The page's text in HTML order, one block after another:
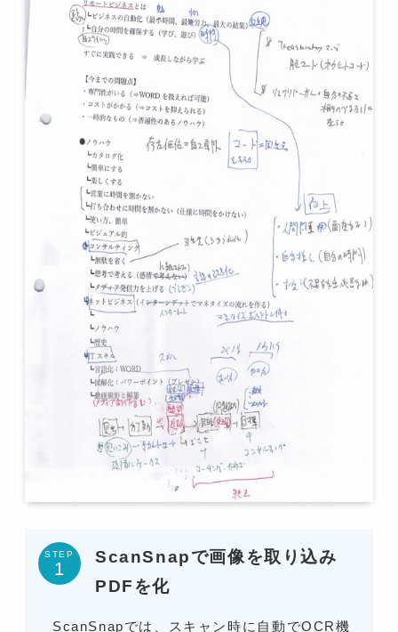
STEP
ScanSnapで画像を取り込み
PDFを化
ScanSnapでは、スキャン時に自動でOCR機